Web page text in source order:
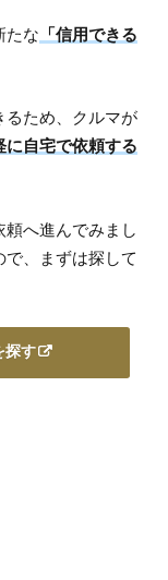
たな 「信用できる
るため、クルマが
に自宅で依頼する
へ進んでみまし
で、まずは探して
探す